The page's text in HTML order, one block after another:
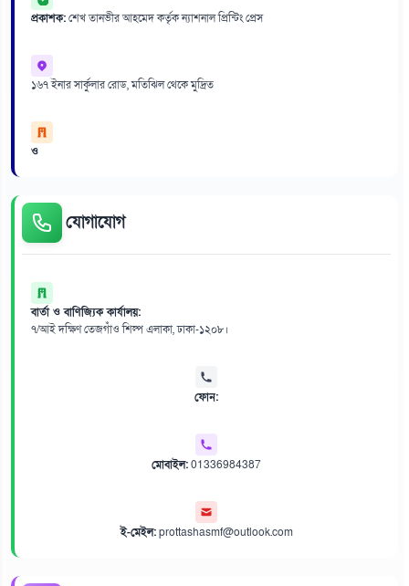
প্রকাশক:শেখ তানভীর আহমেদ কর্তৃক ন্যাশনাল প্রিন্টিং প্রেস
১৬৭ ইনার সার্কুলার রোড, মতিঝিল থেকে মুদ্রিত
ও
যোগাযোগ
বার্তা ও বাণিজ্যিক কার্যালয়:
৭/আই দক্ষিণ তেজগাঁও শিল্প এলাকা, ঢাকা-১২০৮।
ফোন:
মোবাইল:01336984387
ই-মেইল:prottashasmf@outlook.com